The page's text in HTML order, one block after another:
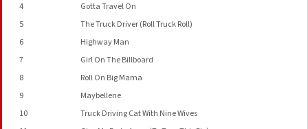
4
Gotta Travel On
5
The Truck Driver (Roll Truck Roll)
6
Highway Man
7
Girl On The Billboard
8
Roll On Big Mama
9
Maybellene
10
Truck Driving Cat With Nine Wives